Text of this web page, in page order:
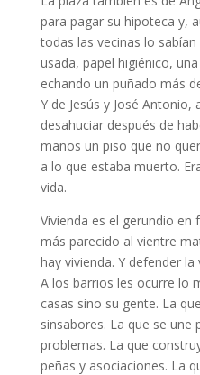
para pagar su hipoteca y,
todas las vecinas lo
usada, papel higiénico,
echando un puñado más
Y de Jesús y José Antonio,
desahuciar después de
manos un piso que no
a lo que estaba muerto.
vida.
Vivienda es el gerundio en
más parecido al vientre
hay vivienda. Y defender
A los barrios les ocurre lo
casas sino su gente. La
sinsabores. La que se une
problemas. La que
peñas y asociaciones. La